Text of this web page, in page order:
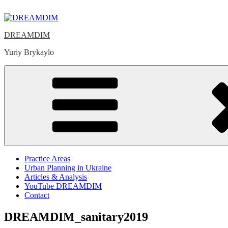
to
DREAMDIM
Yuriy Brykaylo
Practice Areas
Urban Planning in Ukraine
Articles & Analysis
YouTube DREAMDIM
Contact
DREAMDIM_sanitary2019